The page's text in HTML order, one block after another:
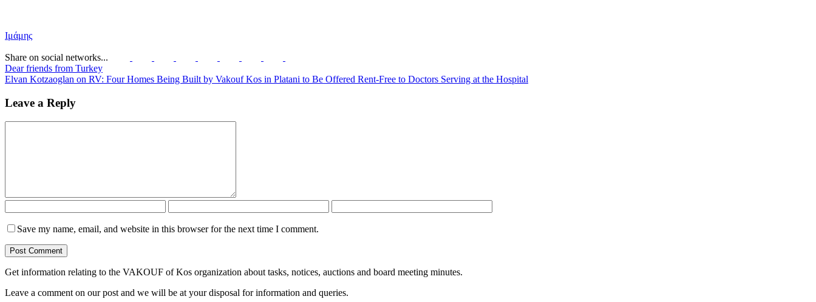
Ιμάμης
Share on social networks...
Dear friends from Turkey
Elvan Kotzaoglan on RV: Four Homes Being Built by Vakouf Kos in Platani to Be Offered Rent-Free to Doctors Serving at the Hospital
Leave a Reply
Save my name, email, and website in this browser for the next time I comment.
Get information relating to the VAKOUF of Kos organization about tasks, notices, auctions and board meeting minutes.
Leave a comment on our post and we will be at your disposal for information and queries.